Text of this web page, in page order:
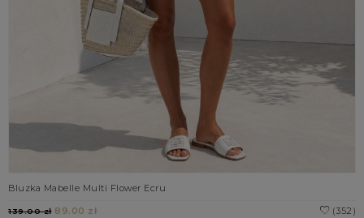
Bluzka Mabelle Multi Flower Ecru
(352)
139.00 zł89.00 zł